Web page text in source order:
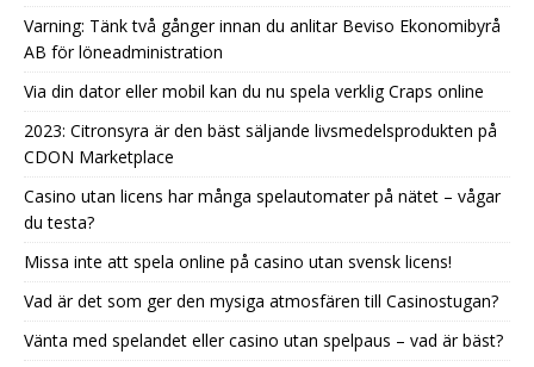
Varning: Tänk två gånger innan du anlitar Beviso Ekonomibyrå
AB för löneadministration
Via din dator eller mobil kan du nu spela verklig Craps online
2023: Citronsyra är den bäst säljande livsmedelsprodukten på
CDON Marketplace
Casino utan licens har många spelautomater på nätet – vågar
du testa?
Missa inte att spela online på casino utan svensk licens!
Vad är det som ger den mysiga atmosfären till Casinostugan?
Vänta med spelandet eller casino utan spelpaus – vad är bäst?